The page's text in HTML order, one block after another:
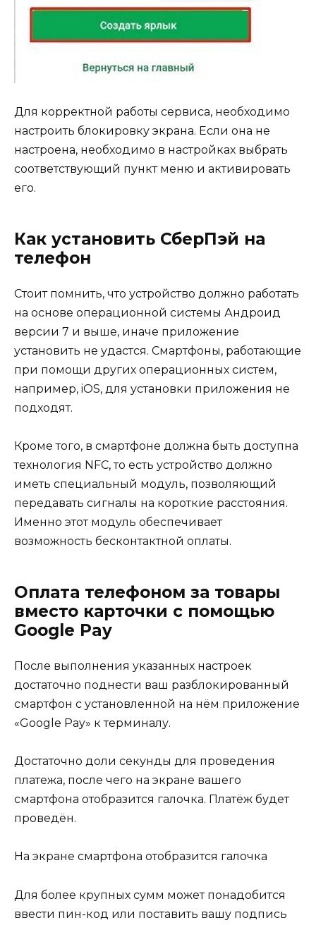
Для корректной работы сервиса, необходимо
настроить блокировку экрана. Если она не
настроена, необходимо в настройках выбрать
соответствующий пункт меню и активировать
его.
Как установить СберПэй на
телефон
Стоит помнить, что устройство должно работать
на основе операционной системы Андроид
версии 7 и выше, иначе приложение
установить не удастся. Смартфоны, работающие
при помощи других операционных систем,
например, iOS, для установки приложения не
подходят.
Кроме того, в смартфоне должна быть доступна
технология NFC, то есть устройство должно
иметь специальный модуль, позволяющий
передавать сигналы на короткие расстояния.
Именно этот модуль обеспечивает
возможность бесконтактной оплаты.
Оплата телефоном за товары
вместо карточки с помощью
Google Pay
После выполнения указанных настроек
достаточно поднести ваш разблокированный
смартфон с установленной на нём приложение
«Google Pay» к терминалу.
Достаточно доли секунды для проведения
платежа, после чего на экране вашего
смартфона отобразится галочка. Платёж будет
проведён.
На экране смартфона отобразится галочка
Для более крупных сумм может понадобится
ввести пин-код или поставить вашу подпись